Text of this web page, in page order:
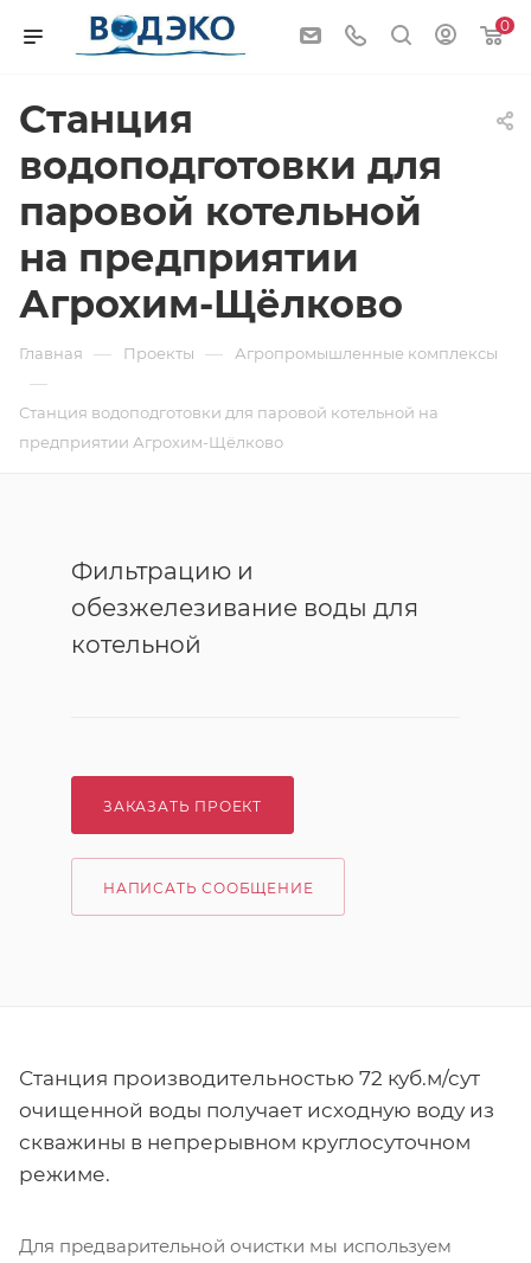
0
Станция
водоподготовки для
паровой котельной
на предприятии
Агрохим-Щёлково
Главная — Проекты — Агропромышленные комплексы
—
Станция водоподготовки для паровой котельной на
предприятии Агрохим-Щёлково
Фильтрацию и
обезжелезивание воды для
котельной
ЗАКАЗАТЬ ПРОЕКТ
НАПИСАТЬ СООБЩЕНИЕ
Станция производительностью 72 куб.м/сут
очищенной воды получает исходную воду из
скважины в непрерывном круглосуточном
режиме.
Для предварительной очистки мы используем